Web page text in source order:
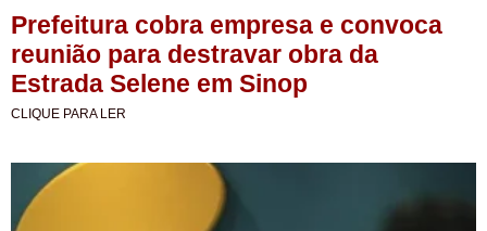
Prefeitura cobra empresa e convoca
reunião para destravar obra da
Estrada Selene em Sinop
CLIQUE PARA LER